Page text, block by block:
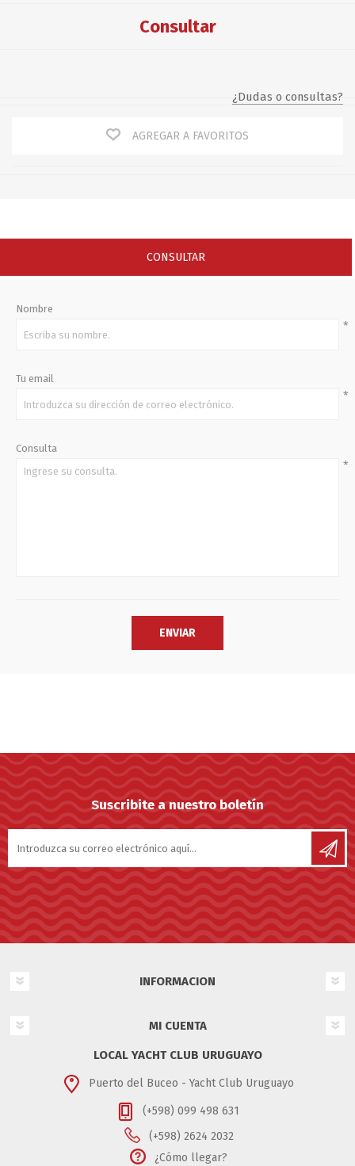
Consultar
¿Dudas o consultas?
AGREGAR A FAVORITOS
CONSULTAR
Nombre
*
Tu email
*
Consulta
*
Suscribite a nuestro boletín
INFORMACION
MI CUENTA
LOCAL YACHT CLUB URUGUAYO
Puerto del Buceo - Yacht Club Uruguayo
(+598) 099 498 631
(+598) 2624 2032
¿Cómo llegar?